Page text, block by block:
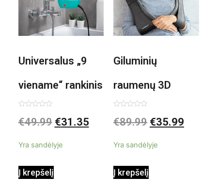
Universalus „9
viename“ rankinis
garintuvas su
0,35 L 3 Bar
0
iš
€49.99 €31.35
Yra sandėlyje
Į krepšelį
Giluminių
raumenų 3D
elektrinis
Shiatsu
0
iš
€89.99 €35.99
Yra sandėlyje
Į krepšelį